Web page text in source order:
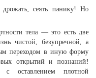
сеять панику! Но
тела — это есть две
чистой, безупречной, а
переходом в иную форму
открытий и познаний!
оставлением плотной